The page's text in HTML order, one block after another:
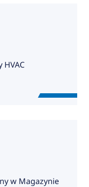
HVAC
w Magazynie